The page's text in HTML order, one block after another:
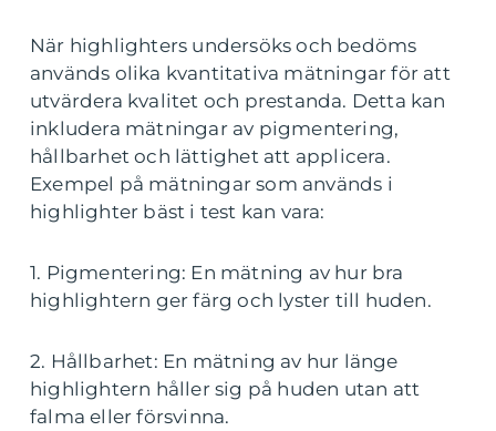
När highlighters undersöks och bedöms
används olika kvantitativa mätningar för att
utvärdera kvalitet och prestanda. Detta kan
inkludera mätningar av pigmentering,
hållbarhet och lättighet att applicera.
Exempel på mätningar som används i
highlighter bäst i test kan vara:
1. Pigmentering: En mätning av hur bra
highlightern ger färg och lyster till huden.
2. Hållbarhet: En mätning av hur länge
highlightern håller sig på huden utan att
falma eller försvinna.